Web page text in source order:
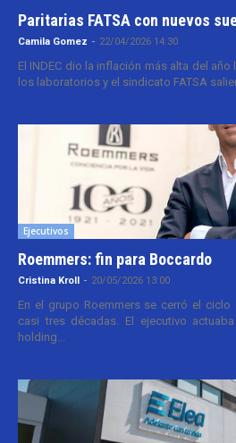
Paritarias FATSA con nuevos
Camila Gomez - 22/04/2026 14:30
El INDEC dio la inflación más alta del
los laboratorios y el sindicato FATSA
Ejecutivos
Roemmers: fin para Boccardo
Cristina Kroll - 20/05/2026 13:00
En el grupo Roemmers se cerró el
casi tres décadas. El ejecutivo
holding...